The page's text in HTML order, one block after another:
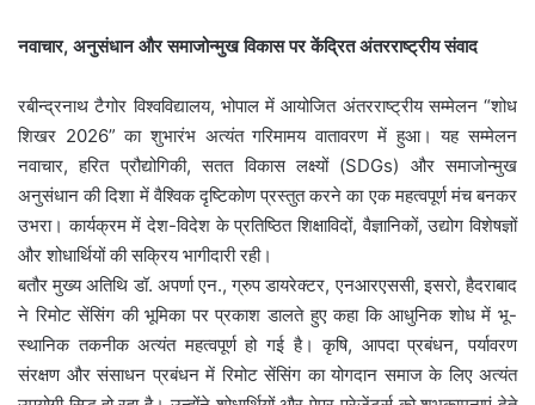
नवाचार, अनुसंधान और समाजोन्मुख विकास पर केंद्रित अंतरराष्ट्रीय संवाद
रबीन्द्रनाथ टैगोर विश्वविद्यालय, भोपाल में आयोजित अंतरराष्ट्रीय सम्मेलन “शोध
शिखर 2026” का शुभारंभ अत्यंत गरिमामय वातावरण में हुआ। यह सम्मेलन
नवाचार, हरित प्रौद्योगिकी, सतत विकास लक्ष्यों (SDGs) और समाजोन्मुख
अनुसंधान की दिशा में वैश्विक दृष्टिकोण प्रस्तुत करने का एक महत्वपूर्ण मंच बनकर
उभरा। कार्यक्रम में देश-विदेश के प्रतिष्ठित शिक्षाविदों, वैज्ञानिकों, उद्योग विशेषज्ञों
और शोधार्थियों की सक्रिय भागीदारी रही।
बतौर मुख्य अतिथि डॉ. अपर्णा एन., ग्रुप डायरेक्टर, एनआरएससी, इसरो, हैदराबाद
ने रिमोट सेंसिंग की भूमिका पर प्रकाश डालते हुए कहा कि आधुनिक शोध में भू-
स्थानिक तकनीक अत्यंत महत्वपूर्ण हो गई है। कृषि, आपदा प्रबंधन, पर्यावरण
संरक्षण और संसाधन प्रबंधन में रिमोट सेंसिंग का योगदान समाज के लिए अत्यंत